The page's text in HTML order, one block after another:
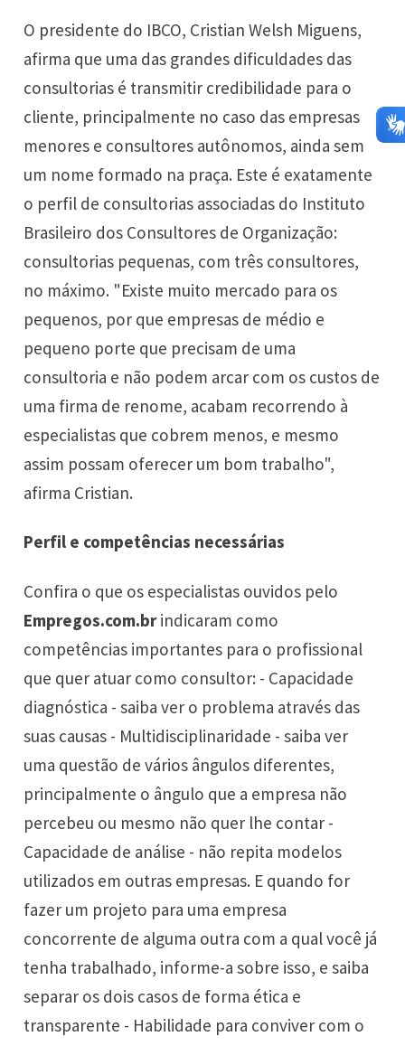
O presidente do IBCO, Cristian Welsh Miguens,
afirma que uma das grandes dificuldades das
consultorias é transmitir credibilidade para o
cliente, principalmente no caso das empresas
menores e consultores autônomos, ainda sem
um nome formado na praça. Este é exatamente
o perfil de consultorias associadas do Instituto
Brasileiro dos Consultores de Organização:
consultorias pequenas, com três consultores,
no máximo. "Existe muito mercado para os
pequenos, por que empresas de médio e
pequeno porte que precisam de uma
consultoria e não podem arcar com os custos de
uma firma de renome, acabam recorrendo à
especialistas que cobrem menos, e mesmo
assim possam oferecer um bom trabalho",
afirma Cristian.
Perfil e competências necessárias
Confira o que os especialistas ouvidos pelo
Empregos.com.brindicaram como
competências importantes para o profissional
que quer atuar como consultor: - Capacidade
diagnóstica - saiba ver o problema através das
suas causas - Multidisciplinaridade - saiba ver
uma questão de vários ângulos diferentes,
principalmente o ângulo que a empresa não
percebeu ou mesmo não quer lhe contar -
Capacidade de análise - não repita modelos
utilizados em outras empresas. E quando for
fazer um projeto para uma empresa
concorrente de alguma outra com a qual você já
tenha trabalhado, informe-a sobre isso, e saiba
separar os dois casos de forma ética e
transparente - Habilidade para conviver com o